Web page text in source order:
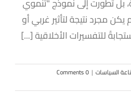
بل تطورت إلى نموذج "تنموي
مجرد نتيجة لتأثير غربي أو
للتفسيرات الأخلاقية [...]
السياسات |
0 Comments